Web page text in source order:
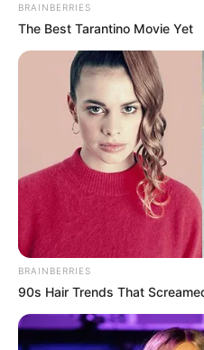
BRAINBERRIES
The Best Tarantino Movie Yet
BRAINBERRIES
90s Hair Trends That